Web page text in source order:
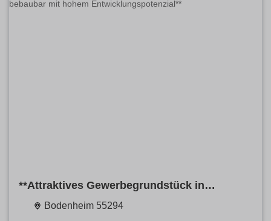
**Attraktives Gewerbegrundstück in
Bodenheim – vielseitig bebaubar mit hohem
Bodenheim 55294